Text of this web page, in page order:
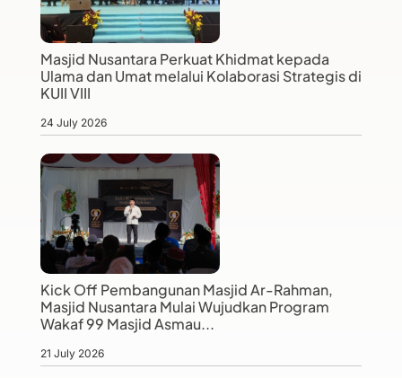
Masjid Nusantara Perkuat Khidmat kepada
Ulama dan Umat melalui Kolaborasi Strategis di
KUII VIII
24 July 2026
Kick Off Pembangunan Masjid Ar-Rahman,
Masjid Nusantara Mulai Wujudkan Program
Wakaf 99 Masjid Asmau...
21 July 2026